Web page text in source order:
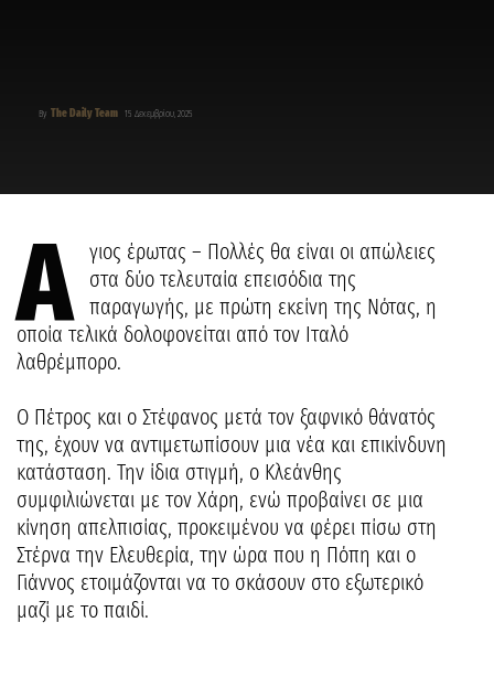
By The Daily Team 15 Δεκεμβρίου, 2025
Ά
γιος έρωτας – Πολλές θα είναι οι απώλειες
στα δύο τελευταία επεισόδια της
παραγωγής, με πρώτη εκείνη της Νότας, η
οποία τελικά δολοφονείται από τον Ιταλό
λαθρέμπορο.
Ο Πέτρος και ο Στέφανος μετά τον ξαφνικό θάνατός
της, έχουν να αντιμετωπίσουν μια νέα και επικίνδυνη
κατάσταση. Την ίδια στιγμή, ο Κλεάνθης
συμφιλιώνεται με τον Χάρη, ενώ προβαίνει σε μια
κίνηση απελπισίας, προκειμένου να φέρει πίσω στη
Στέρνα την Ελευθερία, την ώρα που η Πόπη και ο
Γιάννος ετοιμάζονται να το σκάσουν στο εξωτερικό
μαζί με το παιδί.